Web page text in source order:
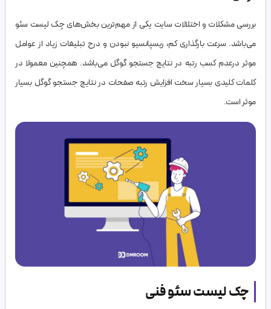
بررسی مشکلات و اختلالات سایت یکی از مهم‌ترین بخش‌های چک لیست سئو
می‌باشد. سرعت بارگذاری کم، ریسپانسیو نبودن و درح تبلیغات زیاد از عوامل
موثر درعدم کسب رتبه در نتایج جستجو گوگل می‌باشد. همچنین معمولا در
کلمات کلیدی بسیار سخت افزایش رتبه صفحات در نتایج جستجو گوگل بسیار
موثر است.
چک لیست سئو فنی